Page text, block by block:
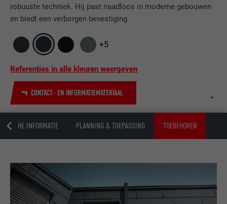
robuuste techniek. Hij past naadloos in moderne gebouwen
en biedt een verborgen bevestiging.
+5
Referenties in alle kleuren weergeven
CONTACT- EN INFORMATIEMATERIAAL
INFORMATIE PLANNING & TOEPASSING TOEBEHOREN